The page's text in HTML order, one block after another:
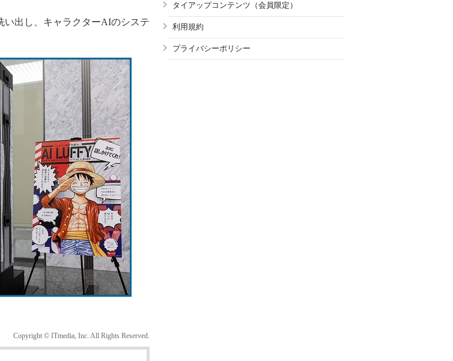
出し、キャラクターAIのシステ
Copyright © ITmedia, Inc. All Rights Reserved.
タイアップコンテンツ（会員限定）
利用規約
プライバシーポリシー